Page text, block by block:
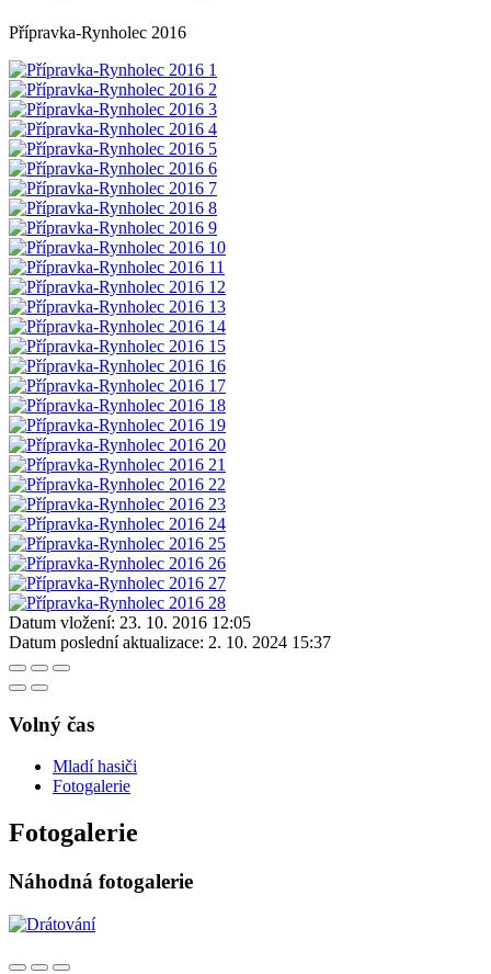
Přípravka-Rynholec 2016
Datum vložení: 23. 10. 2016 12:05
Datum poslední aktualizace: 2. 10. 2024 15:37
Volný čas
Mladí hasiči
Fotogalerie
Fotogalerie
Náhodná fotogalerie